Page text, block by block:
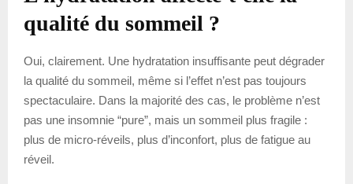
qualité du sommeil ?
Oui, clairement. Une hydratation insuffisante peut dégrader
la qualité du sommeil, même si l’effet n’est pas toujours
spectaculaire. Dans la majorité des cas, le problème n’est
pas une insomnie “pure”, mais un sommeil plus fragile :
plus de micro-réveils, plus d’inconfort, plus de fatigue au
réveil.